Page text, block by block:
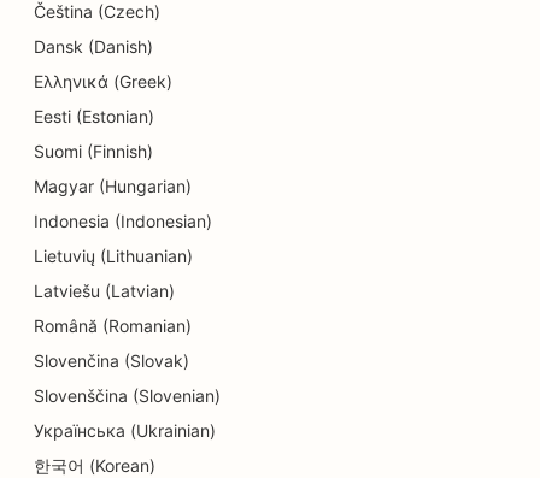
Čeština (Czech)
Dansk (Danish)
Ελληνικά (Greek)
Eesti (Estonian)
Suomi (Finnish)
Magyar (Hungarian)
Indonesia (Indonesian)
Lietuvių (Lithuanian)
Latviešu (Latvian)
Română (Romanian)
Slovenčina (Slovak)
Slovenščina (Slovenian)
Українська (Ukrainian)
한국어 (Korean)